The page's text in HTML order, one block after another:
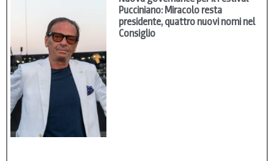
Pucciniano: Miracolo resta
presidente, quattro nuovi nomi nel
Consiglio